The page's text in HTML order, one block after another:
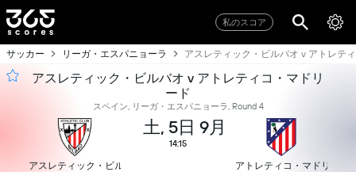
私のスコア
サッカー リーガ・エスパニョーラ アスレティック・ビルバオ v アトレテ
アスレティック・ビルバオ v アトレティコ・マドリ
ード
スペイン, リーガ・エスパニョーラ, Round 4
アスレティック・ビルバオ
土, 5日 9月
14:15
アトレティコ・マドリード